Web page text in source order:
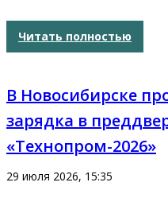
Читать полностью
В Новосибирске
зарядка в
«Технопром-2026»
29 июля 2026, 15:35